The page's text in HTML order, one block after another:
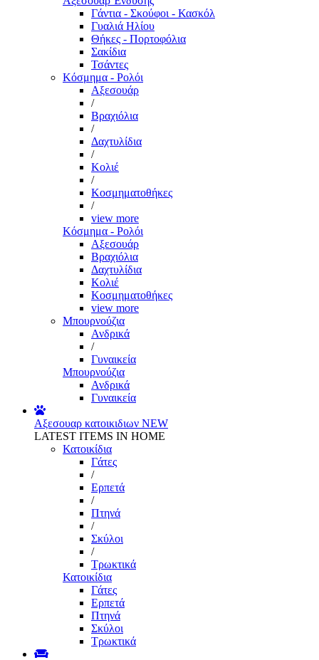
Γάντια - Σκούφοι - Κασκόλ
Γυαλιά Ηλίου
Θήκες - Πορτοφόλια
Σακίδια
Τσάντες
Κόσμημα - Ρολόι
Αξεσουάρ
/
Βραχιόλια
/
Δαχτυλίδια
/
Κολιέ
/
Κοσμηματοθήκες
/
view more
Κόσμημα - Ρολόι
Αξεσουάρ
Βραχιόλια
Δαχτυλίδια
Κολιέ
Κοσμηματοθήκες
view more
Μπουρνούζια
Ανδρικά
/
Γυναικεία
Μπουρνούζια
Ανδρικά
Γυναικεία
Αξεσουαρ κατοικιδιων NEW
LATEST ITEMS IN HOME
Κατοικίδια
Γάτες
/
Ερπετά
/
Πτηνά
/
Σκύλοι
/
Τρωκτικά
Κατοικίδια
Γάτες
Ερπετά
Πτηνά
Σκύλοι
Τρωκτικά